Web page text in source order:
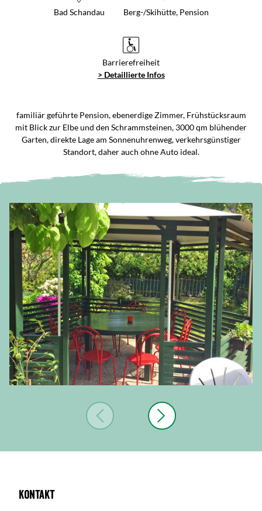
Bad Schandau Berg-/Skihütte, Pension
Barrierefreiheit
> Detaillierte Infos
familiär geführte Pension, ebenerdige Zimmer, Frühstücksraum
mit Blick zur Elbe und den Schrammsteinen, 3000 qm blühender
Garten, direkte Lage am Sonnenuhrenweg, verkehrsgünstiger
Standort, daher auch ohne Auto ideal.
Kontakt